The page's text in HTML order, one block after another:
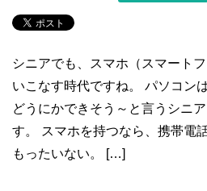
シニアでも、スマホ（スマート
いこなす時代ですね。 パソコン
どうにかできそう～と言うシニ
す。 スマホを持つなら、携帯電
もったいない。 […]